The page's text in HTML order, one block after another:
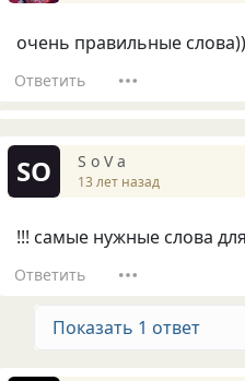
очень правильные
Ответить
SO S o V a
13 лет назад
!!! самые нужные слова
Ответить
Показать 1 ответ